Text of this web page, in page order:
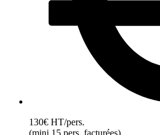
130€ HT/pers.
(mini 15 pers. facturées).